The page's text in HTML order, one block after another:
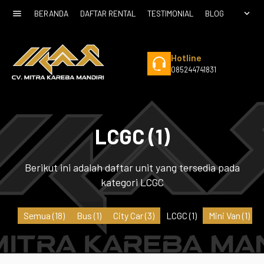
menu BERANDA DAFTAR RENTAL TESTIMONIAL BLOG expand_more
Hotline
085244741831
LCGC (1)
Berikut ini adalah daftar unit yang tersedia pada
kategori LCGC
Semua (18) Bus(1) City Car(3) LCGC(1) Mini Van(1)